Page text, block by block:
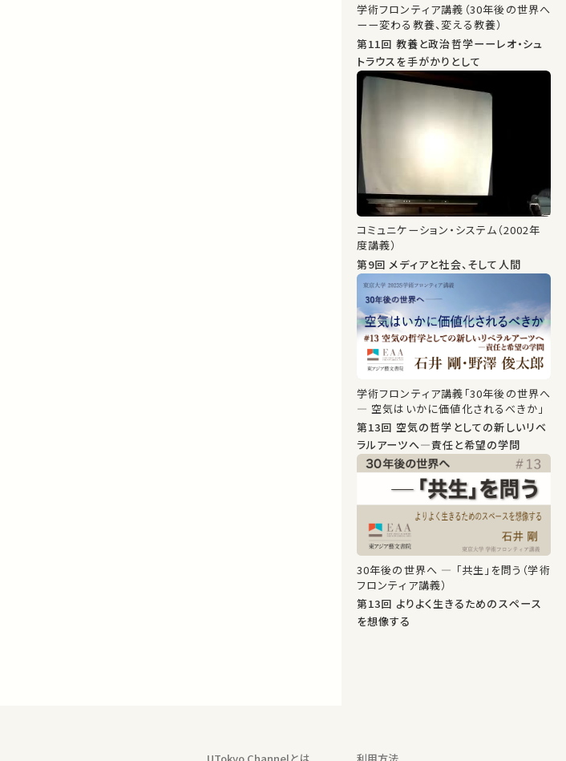
学術フロンティア講義（30年後の世界へ
ーー変わる教養、変える教養）
第11回 教養と政治哲学ーーレオ・シュ
トラウスを手がかりとして
コミュニケーション・システム（2002年
度講義）
第9回 メディアと社会、そして人間
学術フロンティア講義「30年後の世界へ
― 空気はいかに価値化されるべきか」
第13回 空気の哲学としての新しいリベ
ラルアーツへ―責任と希望の学問
30年後の世界へ ― 「共生」を問う（学術
フロンティア講義）
第13回 よりよく生きるためのスペース
を想像する